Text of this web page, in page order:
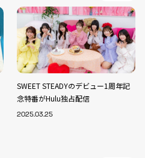
SWEET STEADYのデビュー1周年記
念特番がHulu独占配信
2025.03.25